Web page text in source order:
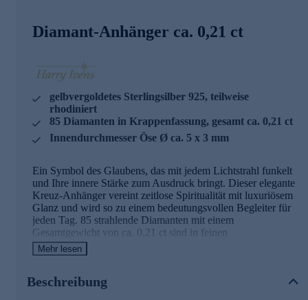
Diamant-Anhänger ca. 0,21 ct
gelbvergoldetes Sterlingsilber 925, teilweise
rhodiniert
85 Diamanten in Krappenfassung, gesamt ca. 0,21 ct
Innendurchmesser Öse Ø ca. 5 x 3 mm
Ein Symbol des Glaubens, das mit jedem Lichtstrahl funkelt
und Ihre innere Stärke zum Ausdruck bringt. Dieser elegante
Kreuz-Anhänger vereint zeitlose Spiritualität mit luxuriösem
Glanz und wird so zu einem bedeutungsvollen Begleiter für
jeden Tag. 85 strahlende Diamanten mit einem
Gesamtgewicht von ca. 0,21 ct sind in feinen
Krappenfassungen eingebettet und verleihen dem Kreuz ein
faszinierendes Funkeln. Die Diamanten im Achtkantschliff
brillante Akzente. Das gelbvergoldete Sterlingsilber 925 mit
Mehr lesen
Beschreibung